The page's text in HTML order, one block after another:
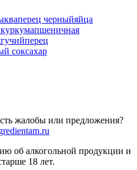
перец черныйяйца
куркумапшеничная
перец
соксахар
жалобы или предложения?
об алкогольной продукции и
18 лет.